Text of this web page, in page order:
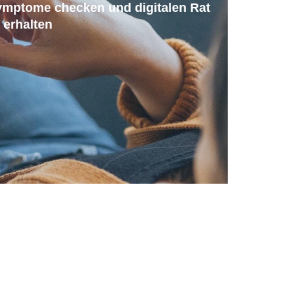
checken und digitalen Rat
erhalten